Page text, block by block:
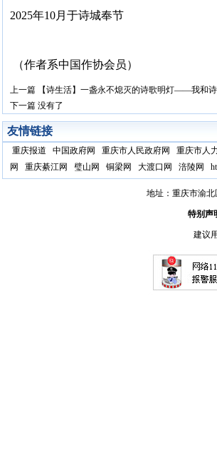
2025年10月于诗城奉节
（作者系中国作协会员）
上一篇
【诗生活】一盏永不熄灭的诗歌明灯——我和
下一篇 没有了
友情链接
重庆报道 中国政府网 重庆市人民政府网 重庆市人
网
重庆綦江网 璧山网 铜梁网 大渡口网 涪陵网
地址：重庆市渝北
特别声
建议